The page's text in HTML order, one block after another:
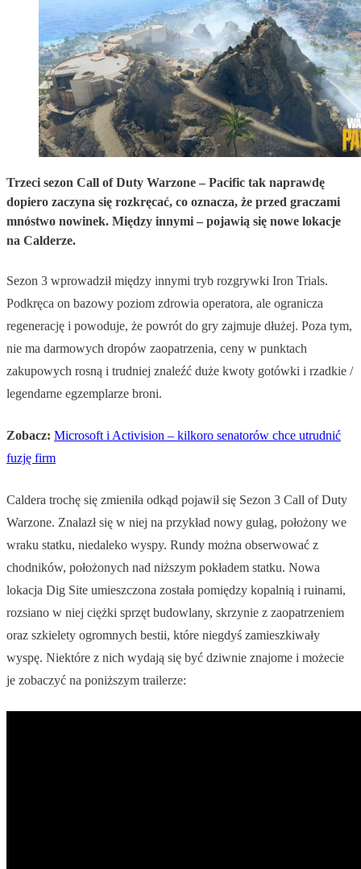
Trzeci sezon Call of Duty Warzone – Pacific tak naprawdę
dopiero zaczyna się rozkręcać, co oznacza, że przed graczami
mnóstwo nowinek. Między innymi – pojawią się nowe lokacje
na Calderze.
Sezon 3 wprowadził między innymi tryb rozgrywki Iron Trials.
Podkręca on bazowy poziom zdrowia operatora, ale ogranicza
regenerację i powoduje, że powrót do gry zajmuje dłużej. Poza tym,
nie ma darmowych dropów zaopatrzenia, ceny w punktach
zakupowych rosną i trudniej znaleźć duże kwoty gotówki i rzadkie /
legendarne egzemplarze broni.
Zobacz: Microsoft i Activision – kilkoro senatorów chce utrudnić
fuzję firm
Caldera trochę się zmieniła odkąd pojawił się Sezon 3 Call of Duty
Warzone. Znalazł się w niej na przykład nowy gułag, położony we
wraku statku, niedaleko wyspy. Rundy można obserwować z
chodników, położonych nad niższym pokładem statku. Nowa
lokacja Dig Site umieszczona została pomiędzy kopalnią i ruinami,
rozsiano w niej ciężki sprzęt budowlany, skrzynie z zaopatrzeniem
oraz szkielety ogromnych bestii, które niegdyś zamieszkiwały
wyspę. Niektóre z nich wydają się być dziwnie znajome i możecie
je zobaczyć na poniższym trailerze: